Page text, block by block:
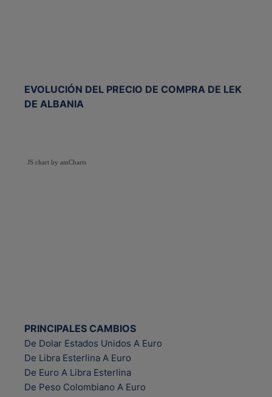
EVOLUCIÓN DEL PRECIO DE COMPRA DE LEK
DE ALBANIA
JS chart by amCharts
PRINCIPALES CAMBIOS
De Dolar Estados Unidos A Euro
De Libra Esterlina A Euro
De Euro A Libra Esterlina
De Peso Colombiano A Euro